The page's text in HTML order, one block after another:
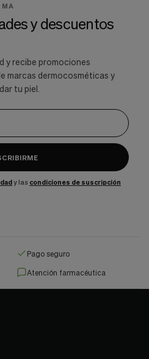
y descuentos
y recibe promociones
marcas dermocosméticas y
tu piel.
y las condiciones de suscripción
Pago seguro
Atención farmacéutica